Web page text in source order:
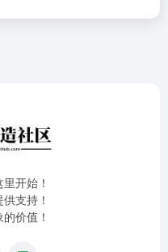
开始！
支持！
价值！